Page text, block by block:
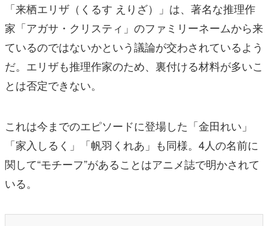
「来栖エリザ（くるす えりざ）」は、著名な推理作
家「アガサ・クリスティ」のファミリーネームから来
ているのではないかという議論が交わされているよう
だ。エリザも推理作家のため、裏付ける材料が多いこ
とは否定できない。
これは今までのエピソードに登場した「金田れい」
「家入しるく」「帆羽くれあ」も同様。4人の名前に
関して“モチーフ”があることはアニメ誌で明かされて
いる。